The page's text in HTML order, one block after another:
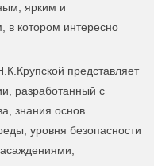
ярким и
в котором интересно
представляет
разработанный с
знания основ
уровня безопасности